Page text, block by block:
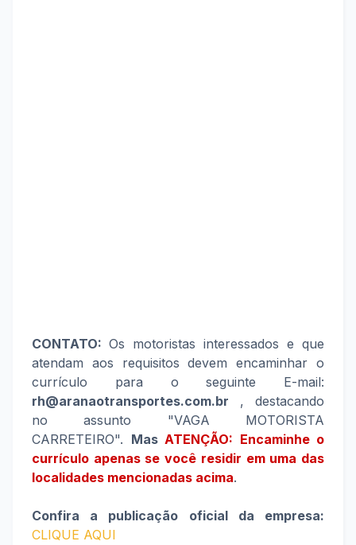
CONTATO: Os motoristas interessados e que
atendam aos requisitos devem encaminhar o
currículo para o seguinte E-mail:
rh@aranaotransportes.com.br , destacando
no assunto "VAGA MOTORISTA
CARRETEIRO". Mas ATENÇÃO: Encaminhe o
currículo apenas se você residir em uma das
localidades mencionadas acima.
Confira a publicação oficial da empresa:
CLIQUE AQUI